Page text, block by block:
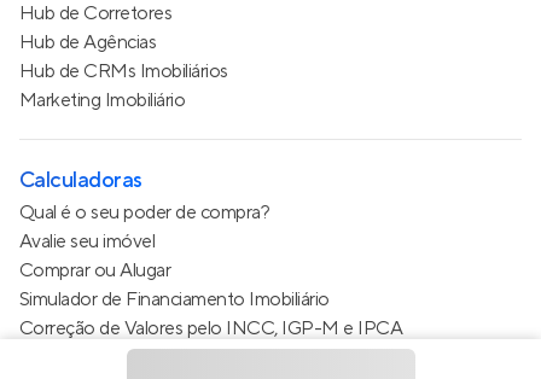
Hub de Corretores
Hub de Agências
Hub de CRMs Imobiliários
Marketing Imobiliário
Calculadoras
Qual é o seu poder de compra?
Avalie seu imóvel
Comprar ou Alugar
Simulador de Financiamento Imobiliário
Correção de Valores pelo INCC, IGP-M e IPCA
Estimativa de valor do condomínio